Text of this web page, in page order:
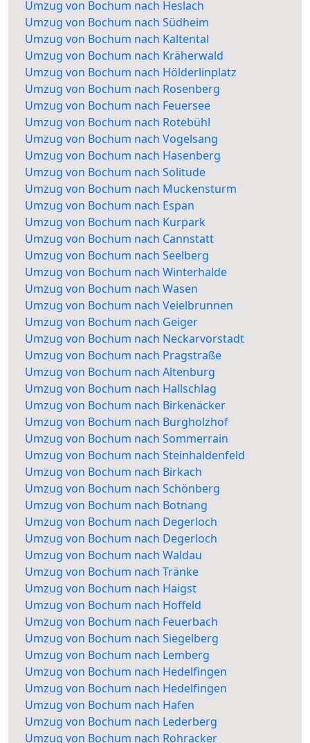
Umzug von Bochum nach Heslach
Umzug von Bochum nach Südheim
Umzug von Bochum nach Kaltental
Umzug von Bochum nach Kräherwald
Umzug von Bochum nach Hölderlinplatz
Umzug von Bochum nach Rosenberg
Umzug von Bochum nach Feuersee
Umzug von Bochum nach Rotebühl
Umzug von Bochum nach Vogelsang
Umzug von Bochum nach Hasenberg
Umzug von Bochum nach Solitude
Umzug von Bochum nach Muckensturm
Umzug von Bochum nach Espan
Umzug von Bochum nach Kurpark
Umzug von Bochum nach Cannstatt
Umzug von Bochum nach Seelberg
Umzug von Bochum nach Winterhalde
Umzug von Bochum nach Wasen
Umzug von Bochum nach Veielbrunnen
Umzug von Bochum nach Geiger
Umzug von Bochum nach Neckarvorstadt
Umzug von Bochum nach Pragstraße
Umzug von Bochum nach Altenburg
Umzug von Bochum nach Hallschlag
Umzug von Bochum nach Birkenäcker
Umzug von Bochum nach Burgholzhof
Umzug von Bochum nach Sommerrain
Umzug von Bochum nach Steinhaldenfeld
Umzug von Bochum nach Birkach
Umzug von Bochum nach Schönberg
Umzug von Bochum nach Botnang
Umzug von Bochum nach Degerloch
Umzug von Bochum nach Degerloch
Umzug von Bochum nach Waldau
Umzug von Bochum nach Tränke
Umzug von Bochum nach Haigst
Umzug von Bochum nach Hoffeld
Umzug von Bochum nach Feuerbach
Umzug von Bochum nach Siegelberg
Umzug von Bochum nach Lemberg
Umzug von Bochum nach Hedelfingen
Umzug von Bochum nach Hedelfingen
Umzug von Bochum nach Hafen
Umzug von Bochum nach Lederberg
Umzug von Bochum nach Rohracker